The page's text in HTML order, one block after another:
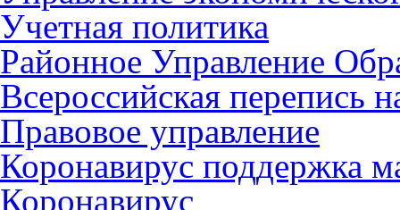
Учетная политика
Районное Управление
Всероссийская перепись
Правовое управление
Коронавирус поддержка
Коронавирус